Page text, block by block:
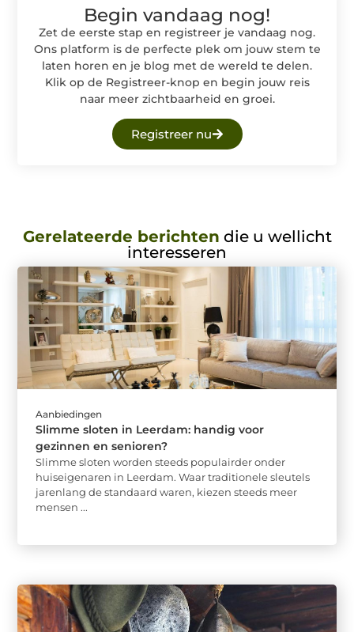
Begin vandaag nog!
Zet de eerste stap en registreer je vandaag nog.
Ons platform is de perfecte plek om jouw stem te
laten horen en je blog met de wereld te delen.
Klik op de Registreer-knop en begin jouw reis
naar meer zichtbaarheid en groei.
Registreer nu
Gerelateerde berichten die u wellicht
interesseren
Aanbiedingen
Slimme sloten in Leerdam: handig voor
gezinnen en senioren?
Slimme sloten worden steeds populairder onder
huiseigenaren in Leerdam. Waar traditionele sleutels
jarenlang de standaard waren, kiezen steeds meer
mensen ...